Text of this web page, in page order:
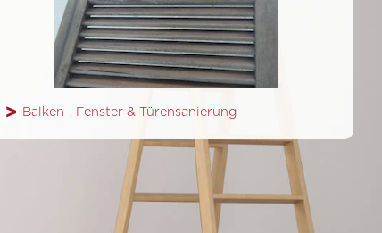
Balken-, Fenster & Türensanierung